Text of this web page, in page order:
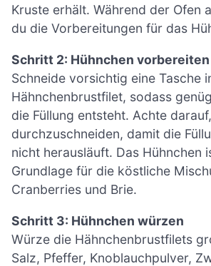
Kruste erhält. Während der Ofen
du die Vorbereitungen für das
Schritt 2: Hühnchen vorbereiten
Schneide vorsichtig eine Tasche
Hähnchenbrustfilet, sodass
die Füllung entsteht. Achte
durchzuschneiden, damit die
nicht herausläuft. Das Hühnchen
Grundlage für die köstliche
Cranberries und Brie.
Schritt 3: Hühnchen würzen
Würze die Hähnchenbrustfilets
Salz, Pfeffer, Knoblauchpulver,